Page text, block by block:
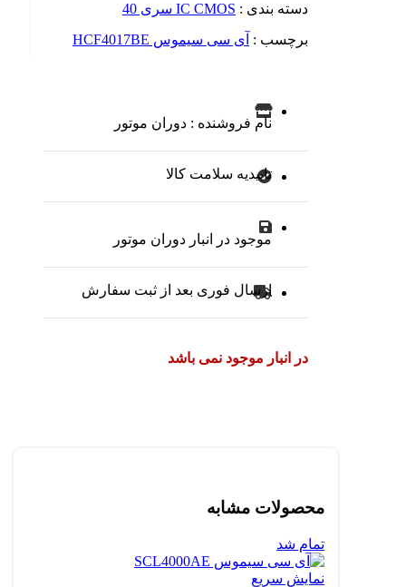
دسته بندی : IC CMOS سری 40
برچسب : آی سی سیموس HCF4017BE
نام فروشنده : دوران موتور
تاییدیه سلامت کالا
موجود در انبار دوران موتور
ارسال فوری بعد از ثبت سفارش
در انبار موجود نمی باشد
محصولات مشابه
تمام شد
نمایش سریع